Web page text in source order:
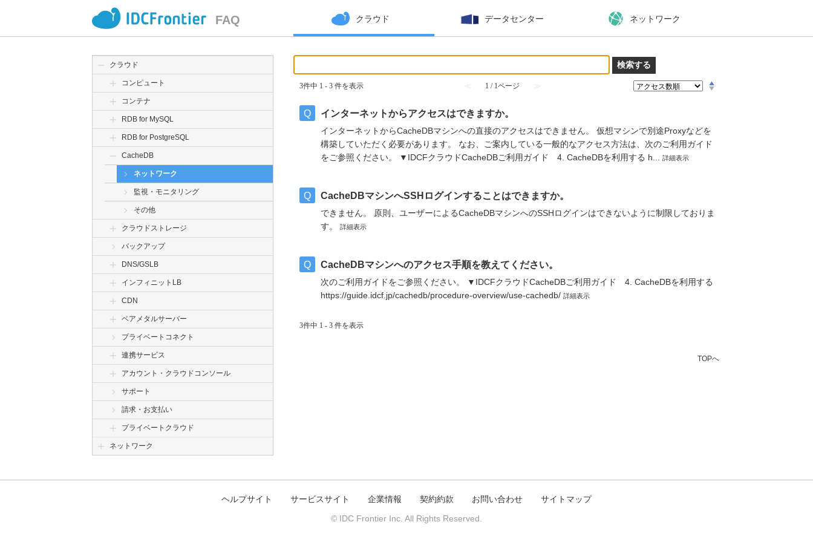
FAQ クラウド データセンター ネットワーク
クラウド
コンピュート
コンテナ
RDB for MySQL
RDB for PostgreSQL
CacheDB
ネットワーク
監視・モニタリング
その他
クラウドストレージ
バックアップ
DNS/GSLB
インフィニットLB
CDN
ベアメタルサーバー
プライベートコネクト
連携サービス
アカウント・クラウドコンソール
サポート
請求・お支払い
プライベートクラウド
ネットワーク
3件中 1 - 3 件を表示 ≪ 1 / 1ページ ≫
インターネットからアクセスはできますか。
インターネットからCacheDBマシンへの直接のアクセスはできません。 仮想マシンで別途Proxyなどを
構築していただく必要があります。 なお、ご案内している一般的なアクセス方法は、次のご利用ガイド
をご参照ください。 ▼IDCFクラウドCacheDBご利用ガイド 4. CacheDBを利用する h... 詳細表示
CacheDBマシンへSSHログインすることはできますか。
できません。 原則、ユーザーによるCacheDBマシンへのSSHログインはできないように制限しておりま
す。
詳細表示
CacheDBマシンへのアクセス手順を教えてください。
次のご利用ガイドをご参照ください。 ▼IDCFクラウドCacheDBご利用ガイド 4. CacheDBを利用する
https://guide.idcf.jp/cachedb/procedure-overview/use-cachedb/ 詳細表示
3件中 1 - 3 件を表示
TOPへ
ヘルプサイト サービスサイト 企業情報 契約約款 お問い合わせ
サイトマップ
© IDC Frontier Inc. All Rights Reserved.